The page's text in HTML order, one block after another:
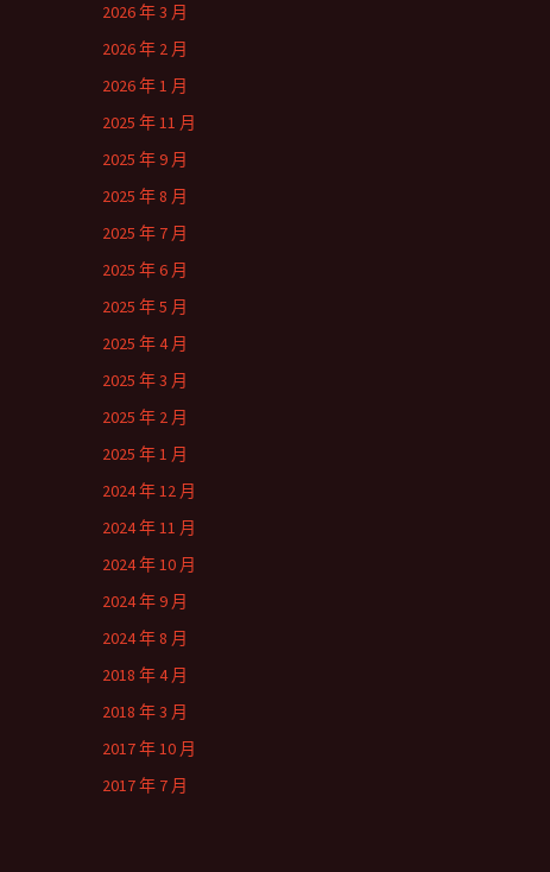
2026 年 3 月
2026 年 2 月
2026 年 1 月
2025 年 11 月
2025 年 9 月
2025 年 8 月
2025 年 7 月
2025 年 6 月
2025 年 5 月
2025 年 4 月
2025 年 3 月
2025 年 2 月
2025 年 1 月
2024 年 12 月
2024 年 11 月
2024 年 10 月
2024 年 9 月
2024 年 8 月
2018 年 4 月
2018 年 3 月
2017 年 10 月
2017 年 7 月